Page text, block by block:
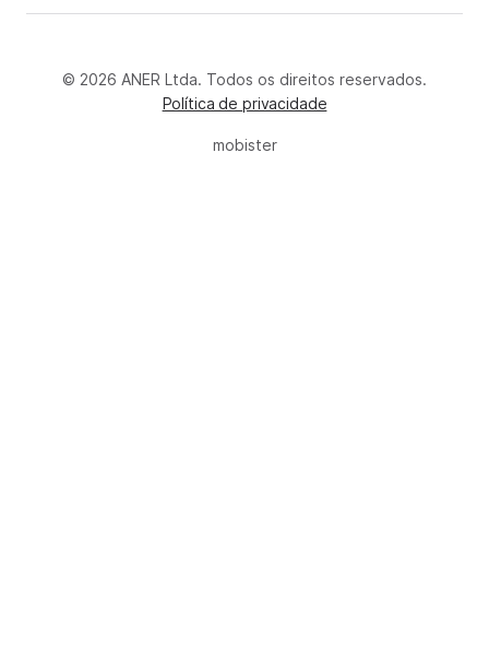
© 2026 ANER Ltda. Todos os direitos reservados.
Política de privacidade
mobister